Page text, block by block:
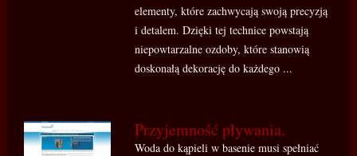
elementy, które zachwycają swoją precyzją
i detalem. Dzięki tej technice powstają
niepowtarzalne ozdoby, które stanowią
doskonałą dekorację do każdego ...
Przyjemność pływania.
Woda do kąpieli w basenie musi spełniać